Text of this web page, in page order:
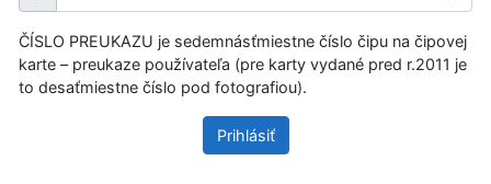
ČÍSLO PREUKAZU je sedemnásťmiestne číslo čipu na čipovej
karte – preukaze používateľa (pre karty vydané pred r.2011 je
to desaťmiestne číslo pod fotografiou).
Prihlásiť